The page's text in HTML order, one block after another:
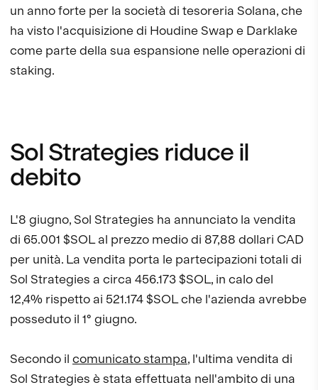
un anno forte per la società di tesoreria Solana, che
ha visto l'acquisizione di Houdine Swap e Darklake
come parte della sua espansione nelle operazioni di
staking.
Sol Strategies riduce il
debito
L'8 giugno, Sol Strategies ha annunciato la vendita
di 65.001 $SOL al prezzo medio di 87,88 dollari CAD
per unità. La vendita porta le partecipazioni totali di
Sol Strategies a circa 456.173 $SOL, in calo del
12,4% rispetto ai 521.174 $SOL che l'azienda avrebbe
posseduto il 1° giugno.
Secondo il comunicato stampa, l'ultima vendita di
Sol Strategies è stata effettuata nell'ambito di una